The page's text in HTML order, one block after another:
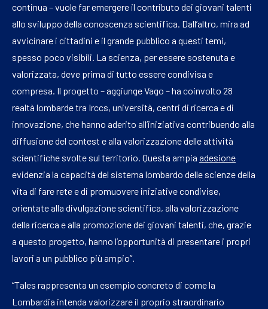
continua – vuole far emergere il contributo dei giovani talenti
allo sviluppo della conoscenza scientifica. Dall’altro, mira ad
avvicinare i cittadini e il grande pubblico a questi temi,
spesso poco visibili. La scienza, per essere sostenuta e
valorizzata, deve prima di tutto essere condivisa e
compresa. Il progetto – aggiunge Vago – ha coinvolto 28
realtà lombarde tra Irccs, università, centri di ricerca e di
innovazione, che hanno aderito all’iniziativa contribuendo alla
diffusione del contest e alla valorizzazione delle attività
scientifiche svolte sul territorio. Questa ampia adesione
evidenzia la capacità del sistema lombardo delle scienze della
vita di fare rete e di promuovere iniziative condivise,
orientate alla divulgazione scientifica, alla valorizzazione
della ricerca e alla promozione dei giovani talenti, che, grazie
a questo progetto, hanno l’opportunità di presentare i propri
lavori a un pubblico più ampio”.
“Tales rappresenta un esempio concreto di come la
Lombardia intenda valorizzare il proprio straordinario